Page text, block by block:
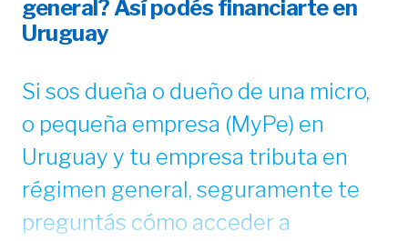
general? Así podés financiarte en
Uruguay
Si sos dueña o dueño de una micro,
o pequeña empresa (MyPe) en
Uruguay y tu empresa tributa en
régimen general, seguramente te
preguntás cómo acceder a